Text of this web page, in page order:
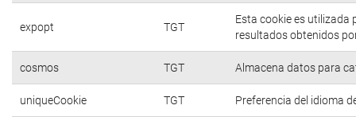
expopt TGT
Esta cookie es utilizada
resultados obtenidos
cosmos TGT Almacena datos para
uniqueCookie TGT Preferencia del idioma